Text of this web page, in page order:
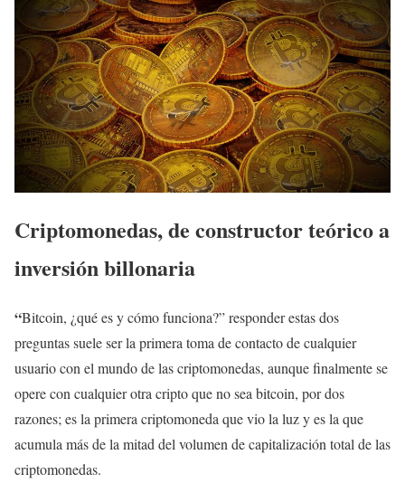
Criptomonedas, de constructor teórico a
inversión billonaria
“Bitcoin, ¿qué es y cómo funciona?” responder estas dos
preguntas suele ser la primera toma de contacto de cualquier
usuario con el mundo de las criptomonedas, aunque finalmente se
opere con cualquier otra cripto que no sea bitcoin, por dos
razones; es la primera criptomoneda que vio la luz y es la que
acumula más de la mitad del volumen de capitalización total de las
criptomonedas.